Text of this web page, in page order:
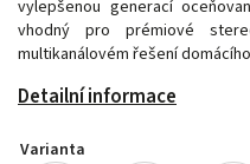
vylepšenou generací
vhodný pro prémiové
multikanálovém řešení
Detailní informace
Varianta